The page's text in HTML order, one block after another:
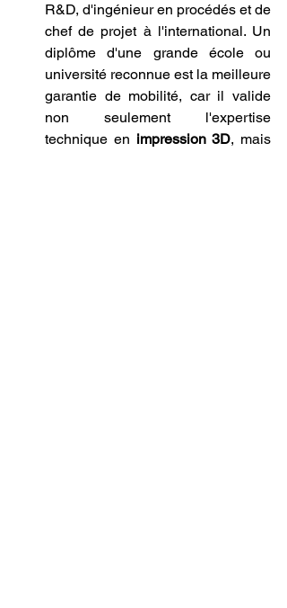
R&D, d'ingénieur en procédés et de
chef de projet à l'international. Un
diplôme d'une grande école ou
université reconnue est la meilleure
garantie de mobilité, car il valide
non seulement l'expertise
technique en impression 3D, mais